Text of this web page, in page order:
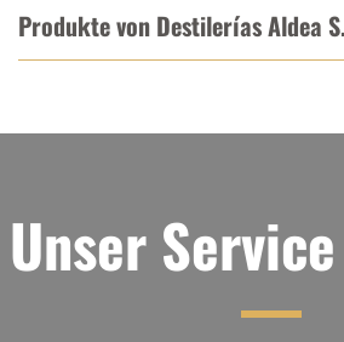
Produkte von Destilerías Aldea
Unser